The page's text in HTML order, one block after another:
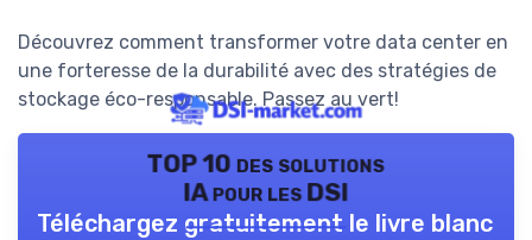
Découvrez comment transformer votre data center en
une forteresse de la durabilité avec des stratégies de
stockage éco-responsable. Passez au vert!
TOP 10 des solutions
IA pour les DSI
Téléchargez gratuitement le livre blanc